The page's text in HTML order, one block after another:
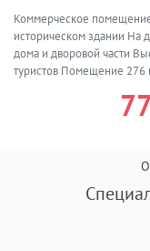
Коммерческое
историческом здании На
дома и дворовой части
туристов Помещение 276
собора. Лифт.
покупателя - приятный
здании Просьба -